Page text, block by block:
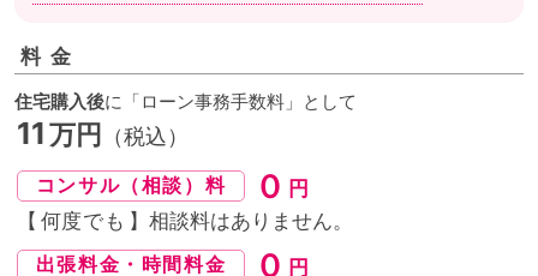
料金
住宅購入後に「ローン事務手数料」として
11万円 （税込）
コンサル（相談）料 ０ 円
【 何度でも 】相談料はありません。
出張料金・時間料金 ０ 円